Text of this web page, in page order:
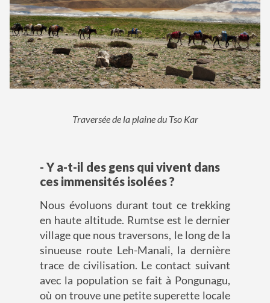
Traversée de la plaine du Tso Kar
- Y a-t-il des gens qui vivent dans
ces immensités isolées ?
Nous évoluons durant tout ce trekking
en haute altitude. Rumtse est le dernier
village que nous traversons, le long de la
sinueuse route Leh-Manali, la dernière
trace de civilisation. Le contact suivant
avec la population se fait à Pongunagu,
où on trouve une petite superette locale